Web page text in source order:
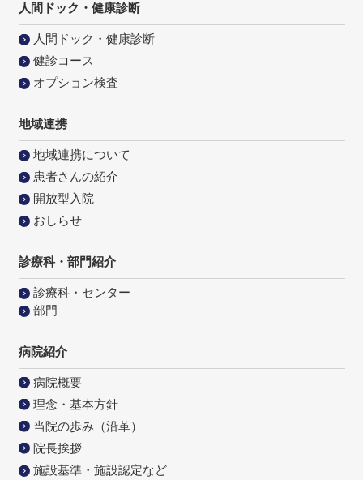
人間ドック・健康診断
人間ドック・健康診断
健診コース
オプション検査
地域連携
地域連携について
患者さんの紹介
開放型入院
おしらせ
診療科・部門紹介
診療科・センター
部門
病院紹介
病院概要
理念・基本方針
当院の歩み（沿革）
院長挨拶
施設基準・施設認定など